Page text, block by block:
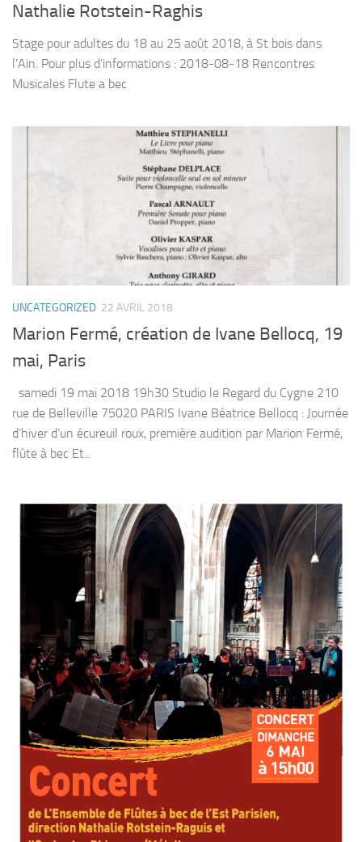
Nathalie Rotstein-Raghis
Stage pour adultes du 18 au 25 août 2018, à St bois dans
l’Ain. Pour plus d’informations : 2018-08-18 Rencontres
Musicales Flute a bec
UNCATEGORIZED 22 AVRIL 2018
Marion Fermé, création de Ivane Bellocq, 19
mai, Paris
samedi 19 mai 2018 19h30 Studio le Regard du Cygne 210
rue de Belleville 75020 PARIS Ivane Béatrice Bellocq : Journée
d’hiver d’un écureuil roux, première audition par Marion Fermé,
flûte à bec Et...